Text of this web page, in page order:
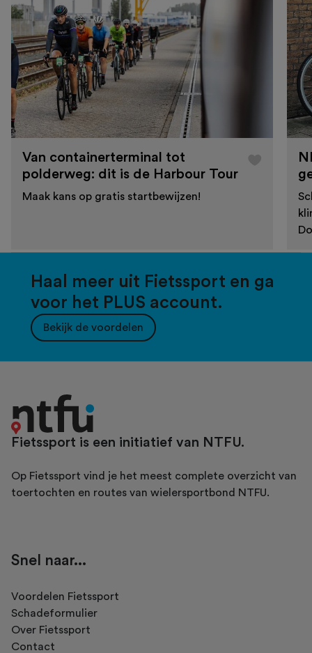
Van containerterminal tot
polderweg: dit is de Harbour Tour
Maak kans op gratis startbewijzen!
Haal meer uit Fietssport en ga
voor het PLUS account.
Bekijk de voordelen
Fietssport is een initiatief van NTFU.
Op Fietssport vind je het meest complete overzicht van
toertochten en routes van wielersportbond NTFU.
Snel naar...
Voordelen Fietssport
Schadeformulier
Over Fietssport
Contact